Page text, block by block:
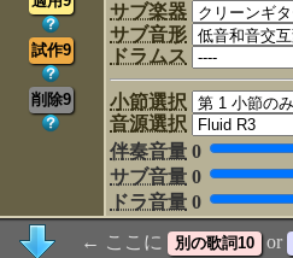
サブ楽器
サブ音形
ドラムス
小節選択
音源選択
伴奏音量 0
サブ音量 0
ドラ音量 0
← ここに or